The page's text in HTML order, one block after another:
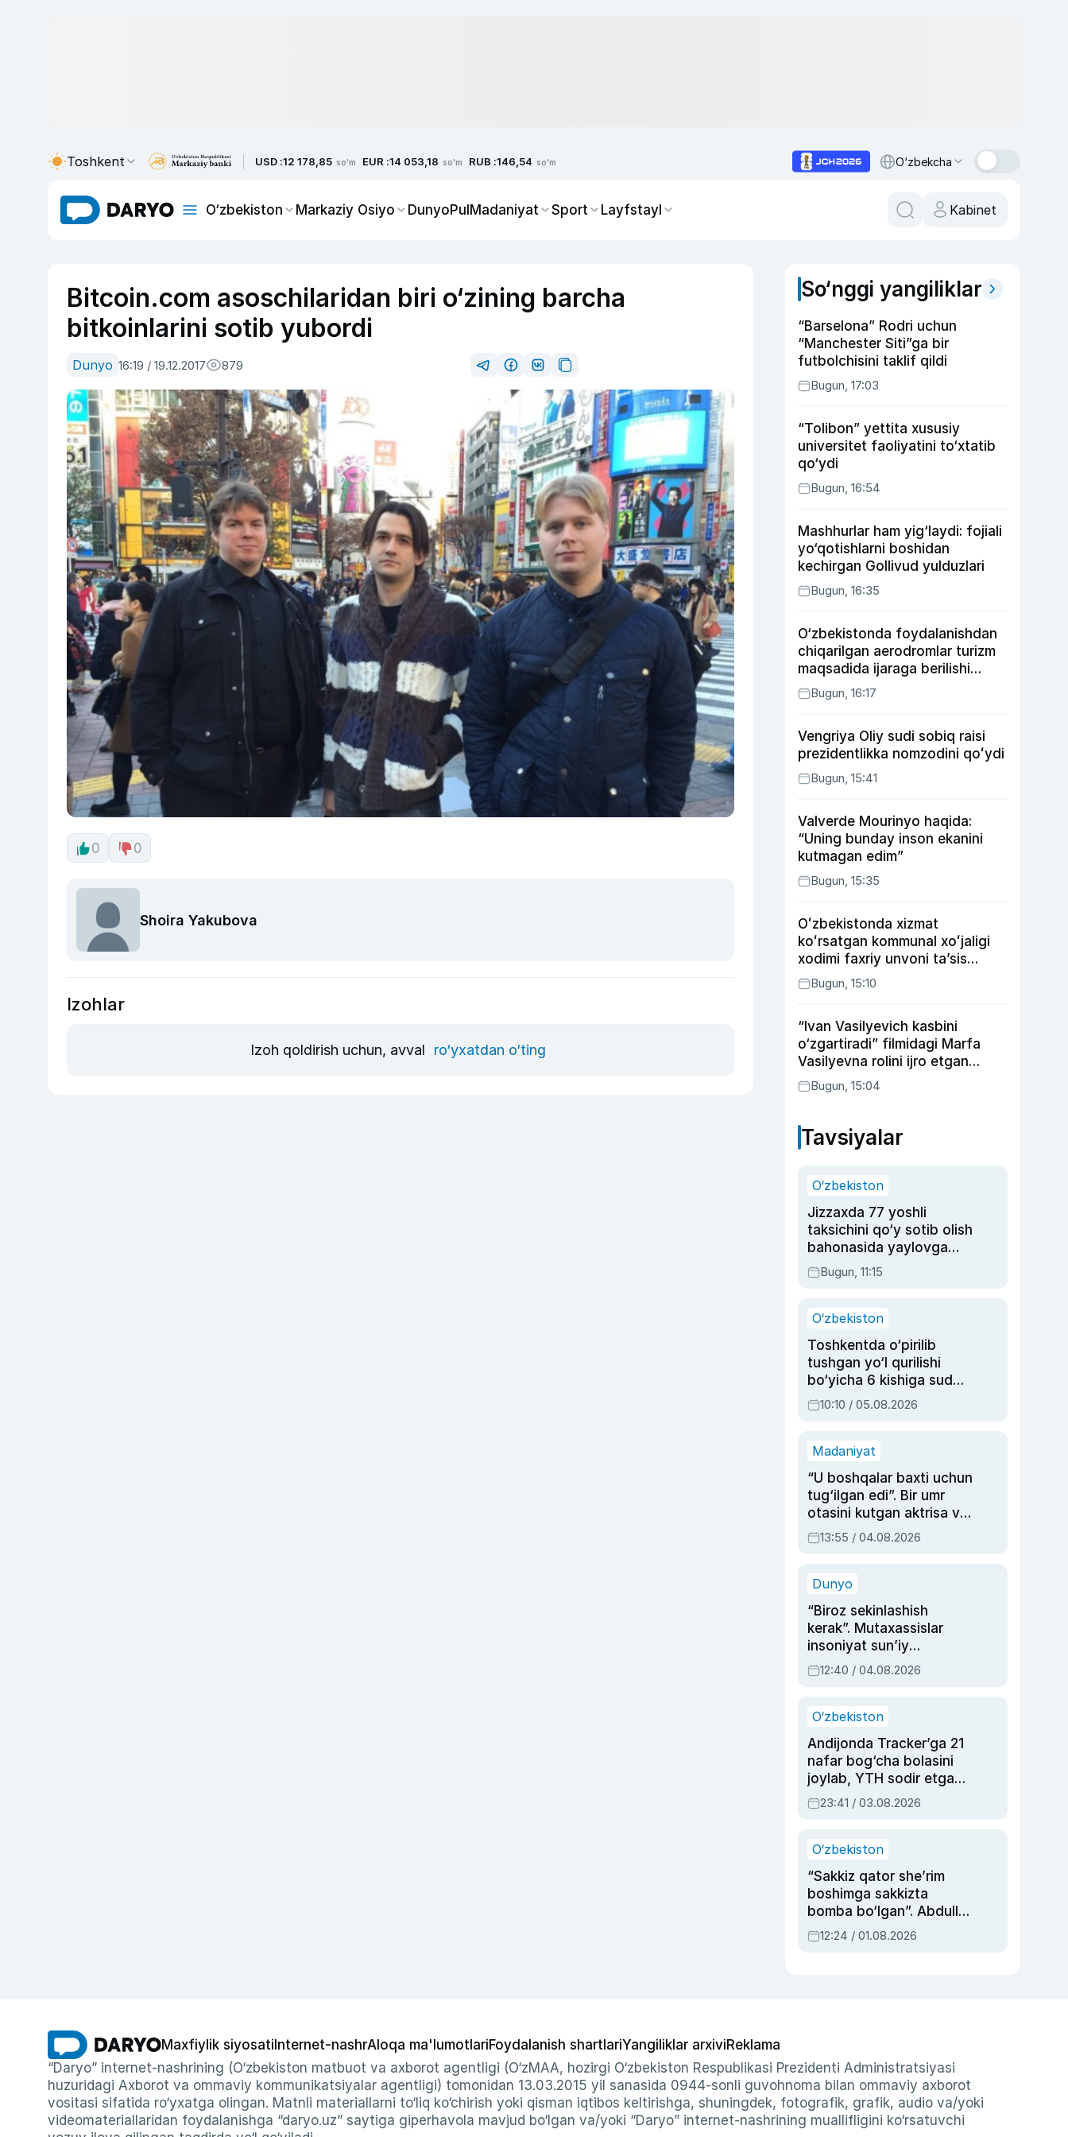
Toshkent USD :12 178,85 so'm EUR :14 053,18 so'm RUB :146,54 so'm O‘zbekcha
O‘zbekiston Markaziy Osiyo DunyoPulMadaniyat Sport Layfstayl Kabinet
Bitcoin.com asoschilaridan biri o‘zining barcha
bitkoinlarini sotib yubordi
Dunyo 16:19 / 19.12.2017 879
0 0
Shoira Yakubova
Izohlar
Izoh qoldirish uchun, avval ro‘yxatdan o‘ting
So‘nggi yangiliklar
“Barselona” Rodri uchun
“Manchester Siti”ga bir
futbolchisini taklif qildi
Bugun, 17:03
“Tolibon” yettita xususiy
universitet faoliyatini to‘xtatib
qo‘ydi
Bugun, 16:54
Mashhurlar ham yig‘laydi: fojiali
yo‘qotishlarni boshidan
kechirgan Gollivud yulduzlari
Bugun, 16:35
O‘zbekistonda foydalanishdan
chiqarilgan aerodromlar turizm
maqsadida ijaraga berilishi
mumkin
Bugun, 16:17
Vengriya Oliy sudi sobiq raisi
prezidentlikka nomzodini qoʻydi
Bugun, 15:41
Valverde Mourinyo haqida:
“Uning bunday inson ekanini
kutmagan edim”
Bugun, 15:35
Oʻzbekistonda xizmat
koʻrsatgan kommunal xoʻjaligi
xodimi faxriy unvoni taʼsis
etilishi mumkin
Bugun, 15:10
“Ivan Vasilyevich kasbini
o‘zgartiradi” filmidagi Marfa
Vasilyevna rolini ijro etgan
aktrisaning taqdiri qanday
kechdi?
Bugun, 15:04
Tavsiyalar
O‘zbekiston
Jizzaxda 77 yoshli
taksichini qo‘y sotib olish
bahonasida yaylovga
olib borib o‘ldirgan yigit
20 yilga qamaldi
Bugun, 11:15
O‘zbekiston
Toshkentda o‘pirilib
tushgan yo‘l qurilishi
bo‘yicha 6 kishiga sud
hukmi o‘qildi
10:10 / 05.08.2026
Madaniyat
“U boshqalar baxti uchun
tug‘ilgan edi”. Bir umr
otasini kutgan aktrisa va
dublyaj ustasi Rimma
Ahmedovaning
13:55 / 04.08.2026
Dunyo
“Biroz sekinlashish
kerak”. Mutaxassislar
insoniyat sun’iy
intellektni boshqara
olmay qolishidan xavotir
12:40 / 04.08.2026
O‘zbekiston
Andijonda Tracker’ga 21
nafar bog‘cha bolasini
joylab, YTH sodir etgan
ayolga sud hukmi o‘qildi
23:41 / 03.08.2026
O‘zbekiston
“Sakkiz qator she’rim
boshimga sakkizta
bomba bo‘lgan”. Abdulla
Oripovni siyosiy
ayblovlardan asrab
12:24 / 01.08.2026
Maxfiylik siyosati Internet-nashrAloqa ma'lumotlariFoydalanish shartlariYangiliklar arxiviReklama
“Daryo” internet-nashrining (O‘zbekiston matbuot va axborot agentligi (O‘zMAA, hozirgi O‘zbekiston Respublikasi Prezidenti Administratsiyasi
huzuridagi Axborot va ommaviy kommunikatsiyalar agentligi) tomonidan 13.03.2015 yil sanasida 0944-sonli guvohnoma bilan ommaviy axborot
vositasi sifatida ro‘yxatga olingan. Matnli materiallarni to‘liq ko‘chirish yoki qisman iqtibos keltirishga, shuningdek, fotografik, grafik, audio va/yoki
videomateriallaridan foydalanishga “daryo.uz” saytiga giperhavola mavjud bo‘lgan va/yoki “Daryo” internet-nashrining muallifligini ko‘rsatuvchi